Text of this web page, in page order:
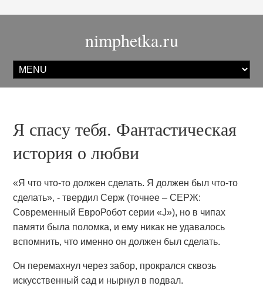
nimphetka.ru
Я спасу тебя. Фантастическая
история о любви
«Я что что-то должен сделать. Я должен был что-то
сделать», - твердил Серж (точнее – СЕРЖ:
Современный ЕвроРобот серии «J»), но в чипах
памяти была поломка, и ему никак не удавалось
вспомнить, что именно он должен был сделать.
Он перемахнул через забор, прокрался сквозь
искусственный сад и нырнул в подвал.